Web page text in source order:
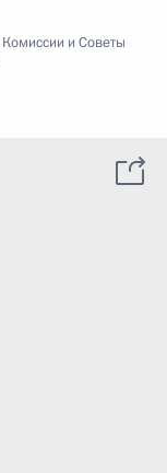
Комиссии и Советы